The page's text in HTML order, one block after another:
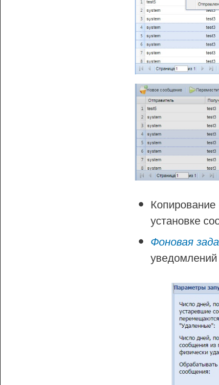
установке
Фоновая